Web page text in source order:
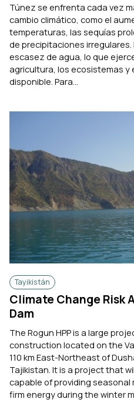
Túnez se enfrenta cada vez
cambio climático, como el
temperaturas, las sequías
de precipitaciones
escasez de agua, lo que
agricultura, los ecosistemas y
disponible. Para...
Tayikistán
Climate Change Risk
Dam
The Rogun HPP is a large
construction located on the
110 km East-Northeast of
Tajikistan. It is a project that
capable of providing seasonal
firm energy during the winter